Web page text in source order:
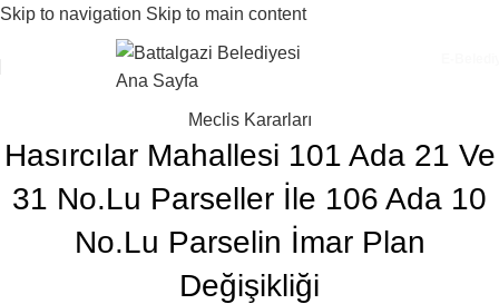
Skip to navigation Skip to main content
Meclis Kararları
Hasırcılar Mahallesi 101 Ada 21 Ve
31 No.Lu Parseller İle 106 Ada 10
No.Lu Parselin İmar Plan
Değişikliği